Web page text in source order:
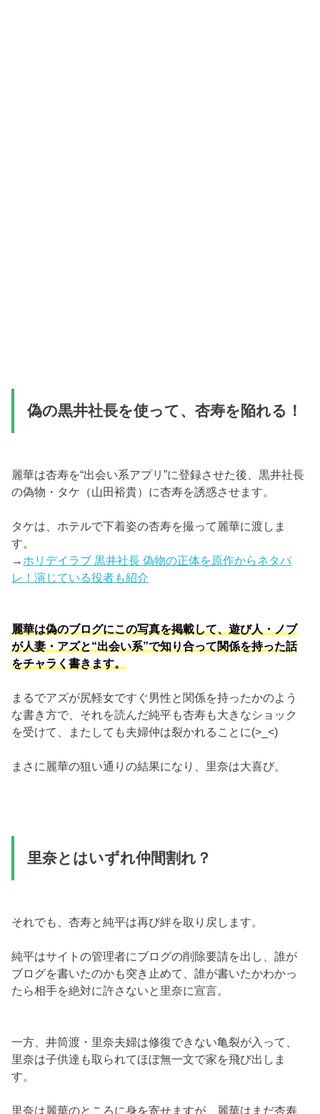
偽の黒井社長を使って、杏寿を陥れる！
麗華は杏寿を“出会い系アプリ”に登録させた後、黒井社長
の偽物・タケ（山田裕貴）に杏寿を誘惑させます。
タケは、ホテルで下着姿の杏寿を撮って麗華に渡しま
す。
→ ホリデイラブ 黒井社長 偽物の正体を原作からネタバ
レ！演じている役者も紹介
麗華は偽のブログにこの写真を掲載して、遊び人・ノブ
が人妻・アズと“出会い系”で知り合って関係を持った話
をチャラく書きます。
まるでアズが尻軽女ですぐ男性と関係を持ったかのよう
な書き方で、それを読んだ純平も杏寿も大きなショック
を受けて、またしても夫婦仲は裂かれることに(>_<)
まさに麗華の狙い通りの結果になり、里奈は大喜び。
里奈とはいずれ仲間割れ？
それでも、杏寿と純平は再び絆を取り戻します。
純平はサイトの管理者にブログの削除要請を出し、誰が
ブログを書いたのかも突き止めて、誰が書いたかわかっ
たら相手を絶対に許さないと里奈に宣言。
一方、井筒渡・里奈夫婦は修復できない亀裂が入って、
里奈は子供達も取られてほぼ無一文で家を飛び出しま
す。
里奈は麗華のところに身を寄せますが、麗華はまだ杏寿